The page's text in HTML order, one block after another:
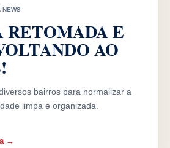
NEWS
E
AO
bairros para normalizar a
limpa e organizada.
→